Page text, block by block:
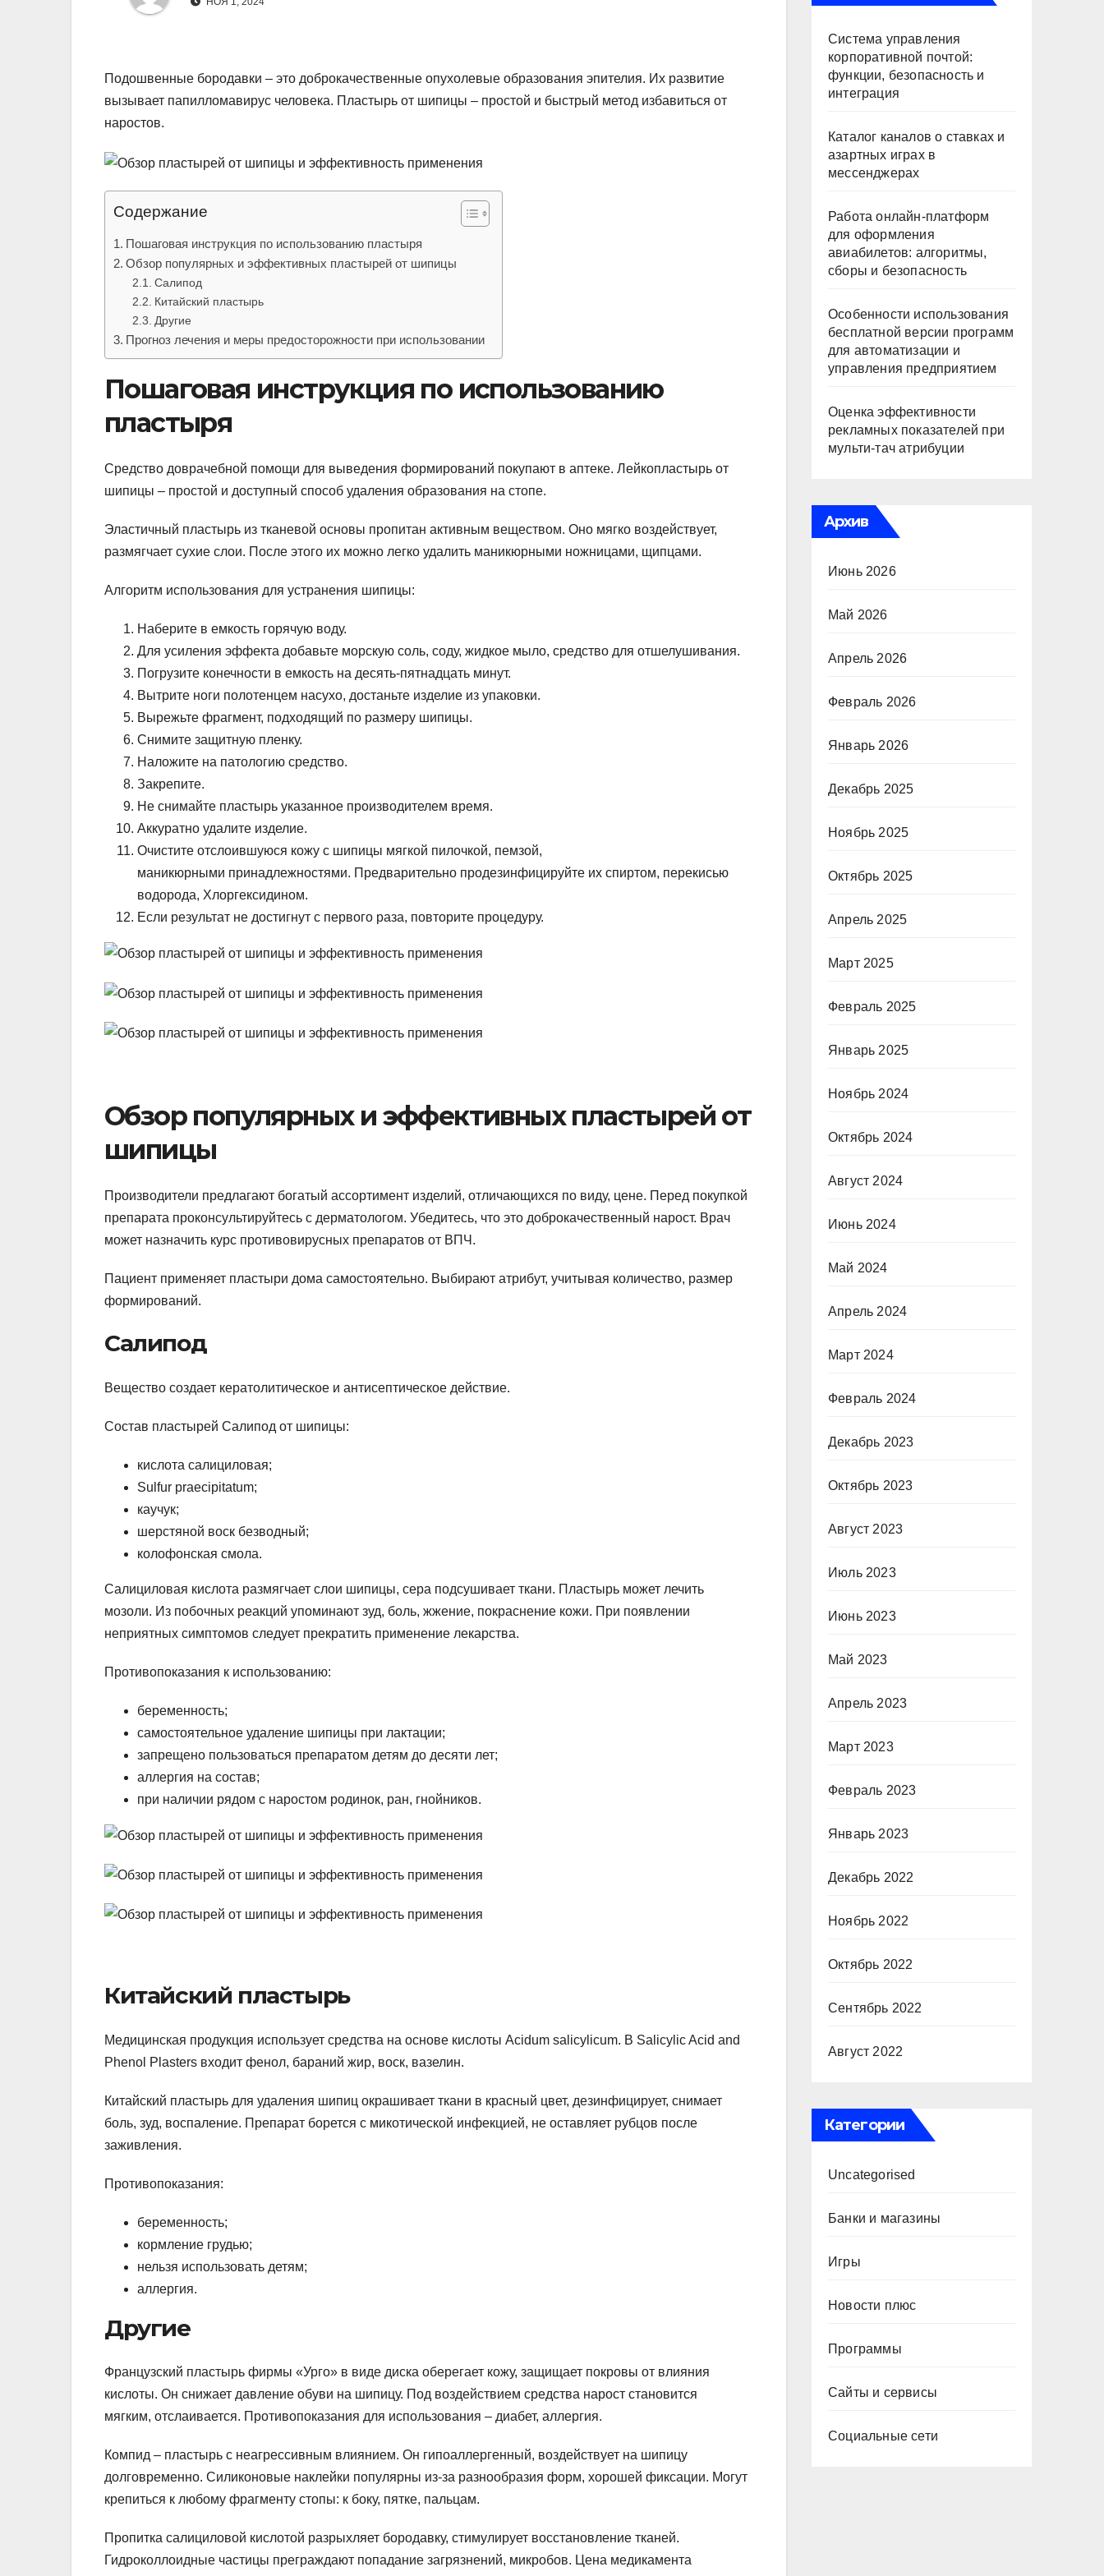
Подошвенные бородавки – это доброкачественные опухолевые образования эпителия. Их развитие
вызывает папилломавирус человека. Пластырь от шипицы – простой и быстрый метод избавиться от
наростов.
Содержание
Пошаговая инструкция по использованию пластыря
Обзор популярных и эффективных пластырей от шипицы
Салипод
Китайский пластырь
Другие
Прогноз лечения и меры предосторожности при использовании
Пошаговая инструкция по использованию
пластыря
Средство доврачебной помощи для выведения формирований покупают в аптеке. Лейкопластырь от
шипицы – простой и доступный способ удаления образования на стопе.
Эластичный пластырь из тканевой основы пропитан активным веществом. Оно мягко воздействует,
размягчает сухие слои. После этого их можно легко удалить маникюрными ножницами, щипцами.
Алгоритм использования для устранения шипицы:
Наберите в емкость горячую воду.
Для усиления эффекта добавьте морскую соль, соду, жидкое мыло, средство для отшелушивания.
Погрузите конечности в емкость на десять-пятнадцать минут.
Вытрите ноги полотенцем насухо, достаньте изделие из упаковки.
Вырежьте фрагмент, подходящий по размеру шипицы.
Снимите защитную пленку.
Наложите на патологию средство.
Закрепите.
Не снимайте пластырь указанное производителем время.
Аккуратно удалите изделие.
Очистите отслоившуюся кожу с шипицы мягкой пилочкой, пемзой,
маникюрными принадлежностями. Предварительно продезинфицируйте их спиртом, перекисью
водорода, Хлоргексидином.
Если результат не достигнут с первого раза, повторите процедуру.
Обзор популярных и эффективных пластырей от
шипицы
Производители предлагают богатый ассортимент изделий, отличающихся по виду, цене. Перед покупкой
препарата проконсультируйтесь с дерматологом. Убедитесь, что это доброкачественный нарост. Врач
может назначить курс противовирусных препаратов от ВПЧ.
Пациент применяет пластыри дома самостоятельно. Выбирают атрибут, учитывая количество, размер
формирований.
Салипод
Вещество создает кератолитическое и антисептическое действие.
Состав пластырей Салипод от шипицы:
кислота салициловая;
Sulfur praecipitatum;
каучук;
шерстяной воск безводный;
колофонская смола.
Салициловая кислота размягчает слои шипицы, сера подсушивает ткани. Пластырь может лечить
мозоли. Из побочных реакций упоминают зуд, боль, жжение, покраснение кожи. При появлении
неприятных симптомов следует прекратить применение лекарства.
Противопоказания к использованию:
беременность;
самостоятельное удаление шипицы при лактации;
запрещено пользоваться препаратом детям до десяти лет;
аллергия на состав;
при наличии рядом с наростом родинок, ран, гнойников.
Китайский пластырь
Медицинская продукция использует средства на основе кислоты Acidum salicylicum. В Salicylic Acid and
Phenol Plasters входит фенол, бараний жир, воск, вазелин.
Китайский пластырь для удаления шипиц окрашивает ткани в красный цвет, дезинфицирует, снимает
боль, зуд, воспаление. Препарат борется с микотической инфекцией, не оставляет рубцов после
заживления.
Противопоказания:
беременность;
кормление грудью;
нельзя использовать детям;
аллергия.
Другие
Французский пластырь фирмы «Урго» в виде диска оберегает кожу, защищает покровы от влияния
кислоты. Он снижает давление обуви на шипицу. Под воздействием средства нарост становится
мягким, отслаивается. Противопоказания для использования – диабет, аллергия.
Компид – пластырь с неагрессивным влиянием. Он гипоаллергенный, воздействует на шипицу
долговременно. Силиконовые наклейки популярны из-за разнообразия форм, хорошей фиксации. Могут
крепиться к любому фрагменту стопы: к боку, пятке, пальцам.
Пропитка салициловой кислотой разрыхляет бородавку, стимулирует восстановление тканей.
Гидроколлоидные частицы преграждают попадание загрязнений, микробов. Цена медикамента
Система управления
корпоративной почтой:
функции, безопасность и
интеграция
Каталог каналов о ставках и
азартных играх в
мессенджерах
Работа онлайн‑платформ
для оформления
авиабилетов: алгоритмы,
сборы и безопасность
Особенности использования
бесплатной версии программ
для автоматизации и
управления предприятием
Оценка эффективности
рекламных показателей при
мульти-тач атрибуции
Архив
Июнь 2026
Май 2026
Апрель 2026
Февраль 2026
Январь 2026
Декабрь 2025
Ноябрь 2025
Октябрь 2025
Апрель 2025
Март 2025
Февраль 2025
Январь 2025
Ноябрь 2024
Октябрь 2024
Август 2024
Июнь 2024
Май 2024
Апрель 2024
Март 2024
Февраль 2024
Декабрь 2023
Октябрь 2023
Август 2023
Июль 2023
Июнь 2023
Май 2023
Апрель 2023
Март 2023
Февраль 2023
Январь 2023
Декабрь 2022
Ноябрь 2022
Октябрь 2022
Сентябрь 2022
Август 2022
Категории
Uncategorised
Банки и магазины
Игры
Новости плюс
Программы
Сайты и сервисы
Социальные сети